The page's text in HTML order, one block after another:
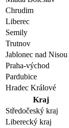
Chrudim
Liberec
Semily
Trutnov
Jablonec nad Nisou
Praha-východ
Pardubice
Hradec Králové
Kraj
Středočeský kraj
Liberecký kraj